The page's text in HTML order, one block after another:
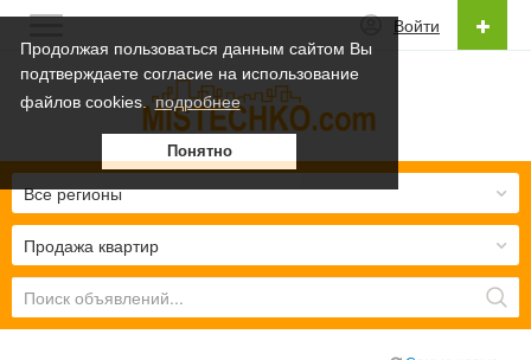
Продолжая пользоваться данным сайтом Вы
подтверждаете согласие на использование
файлов cookies. подробнее
Понятно
Войти
Русский
Українська
Русский
Продажа квартир
Все регионы